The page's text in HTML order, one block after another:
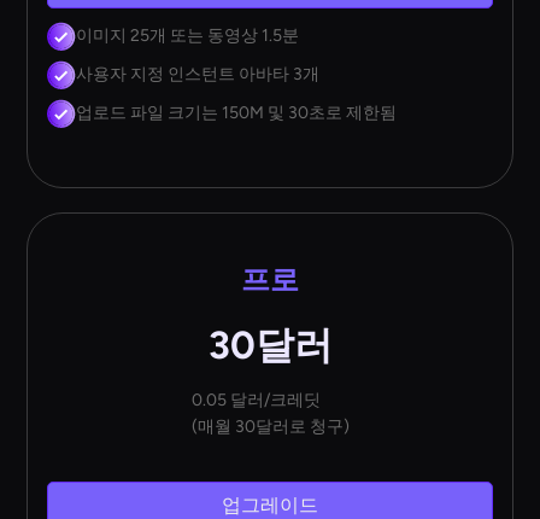
이미지 25개 또는 동영상 1.5분
사용자 지정 인스턴트 아바타 3개
업로드 파일 크기는 150M 및 30초로 제한됨
프로
30달러
0.05 달러/크레딧
(매월 30달러로 청구)
업그레이드